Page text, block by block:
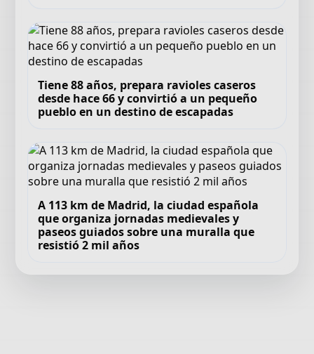
Tiene 88 años, prepara ravioles caseros
desde hace 66 y convirtió a un pequeño
pueblo en un destino de escapadas
A 113 km de Madrid, la ciudad española
que organiza jornadas medievales y
paseos guiados sobre una muralla que
resistió 2 mil años